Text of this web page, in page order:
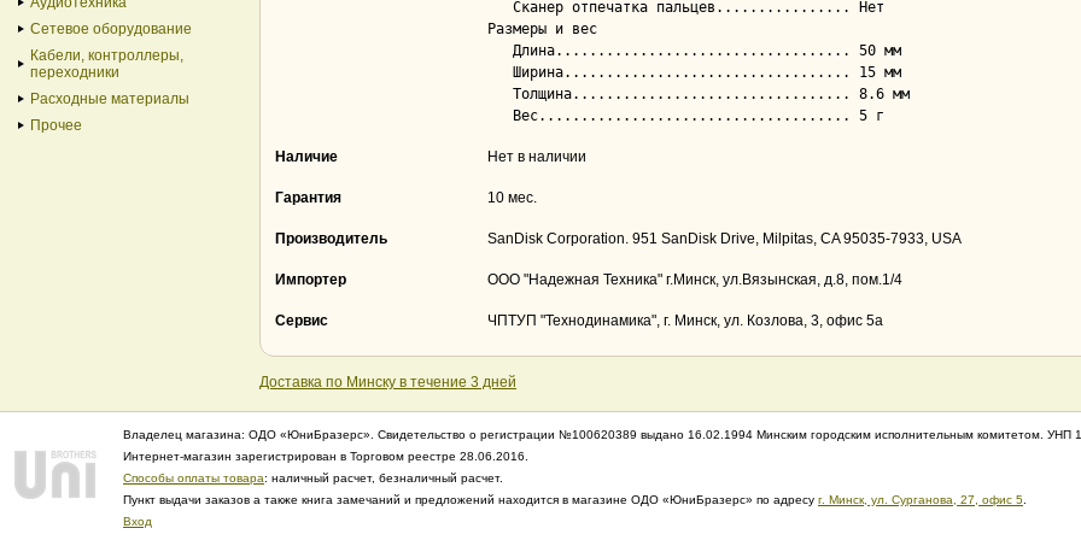
Размеры и вес
Наличие Нет в наличии
Гарантия 10 мес.
Производитель SanDisk Corporation. 951 SanDisk Drive, Milpitas, CA 95035-7933, USA
Импортер ООО "Надежная Техника" г.Минск, ул.Вязынская, д.8, пом.1/4
Сервис ЧПТУП "Технодинамика", г. Минск, ул. Козлова, 3, офис 5а
Доставка по Минску в течение 3 дней
Сетевое оборудование
Кабели, контроллеры,
переходники
Расходные материалы
Прочее
Владелец магазина: ОДО «ЮниБразерс». Свидетельство о регистрации №100620389 выдано 16.02.1994 Минским городским исполнительным комитетом. УНП
Интернет-магазин зарегистрирован в Торговом реестре 28.06.2016.
Способы оплаты товара: наличный расчет, безналичный расчет.
Пункт выдачи заказов а также книга замечаний и предложений находится в магазине ОДО «ЮниБразерс» по адресу г. Минск, ул. Сурганова, 27, офис 5
Вход